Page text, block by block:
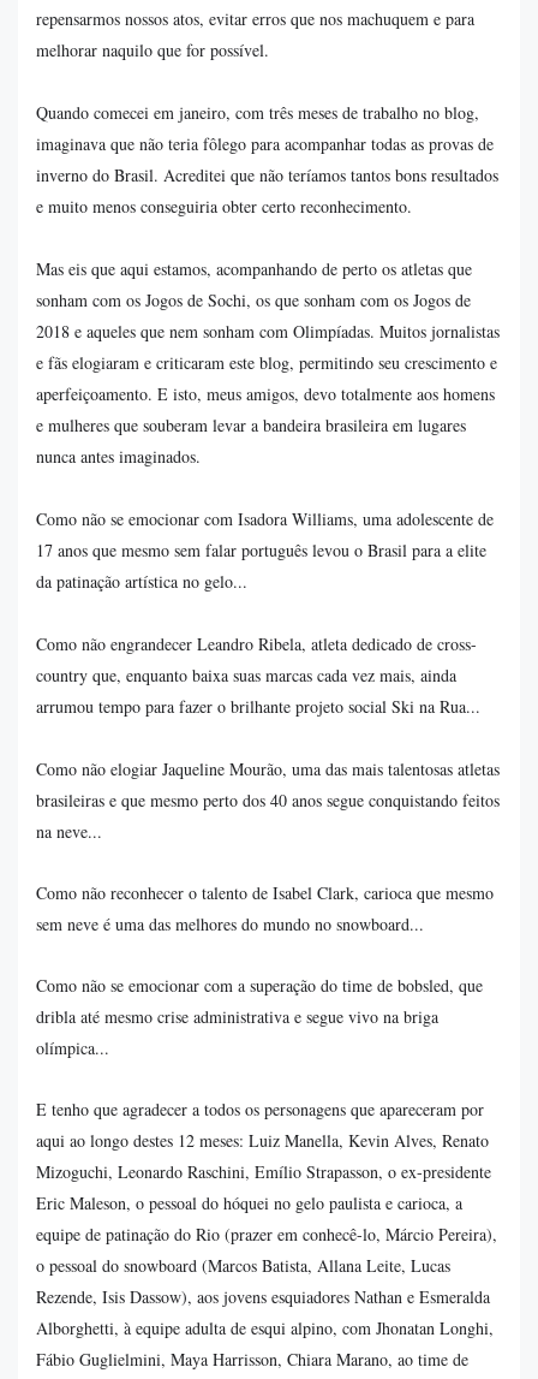
repensarmos nossos atos, evitar erros que nos machuquem e para
melhorar naquilo que for possível.
Quando comecei em janeiro, com três meses de trabalho no blog,
imaginava que não teria fôlego para acompanhar todas as provas de
inverno do Brasil. Acreditei que não teríamos tantos bons resultados
e muito menos conseguiria obter certo reconhecimento.
Mas eis que aqui estamos, acompanhando de perto os atletas que
sonham com os Jogos de Sochi, os que sonham com os Jogos de
2018 e aqueles que nem sonham com Olimpíadas. Muitos jornalistas
e fãs elogiaram e criticaram este blog, permitindo seu crescimento e
aperfeiçoamento. E isto, meus amigos, devo totalmente aos homens
e mulheres que souberam levar a bandeira brasileira em lugares
nunca antes imaginados.
Como não se emocionar com Isadora Williams, uma adolescente de
17 anos que mesmo sem falar português levou o Brasil para a elite
da patinação artística no gelo...
Como não engrandecer Leandro Ribela, atleta dedicado de cross-
country que, enquanto baixa suas marcas cada vez mais, ainda
arrumou tempo para fazer o brilhante projeto social Ski na Rua...
Como não elogiar Jaqueline Mourão, uma das mais talentosas atletas
brasileiras e que mesmo perto dos 40 anos segue conquistando feitos
na neve...
Como não reconhecer o talento de Isabel Clark, carioca que mesmo
sem neve é uma das melhores do mundo no snowboard...
Como não se emocionar com a superação do time de bobsled, que
dribla até mesmo crise administrativa e segue vivo na briga
olímpica...
E tenho que agradecer a todos os personagens que apareceram por
aqui ao longo destes 12 meses: Luiz Manella, Kevin Alves, Renato
Mizoguchi, Leonardo Raschini, Emílio Strapasson, o ex-presidente
Eric Maleson, o pessoal do hóquei no gelo paulista e carioca, a
equipe de patinação do Rio (prazer em conhecê-lo, Márcio Pereira),
o pessoal do snowboard (Marcos Batista, Allana Leite, Lucas
Rezende, Isis Dassow), aos jovens esquiadores Nathan e Esmeralda
Alborghetti, à equipe adulta de esqui alpino, com Jhonatan Longhi,
Fábio Guglielmini, Maya Harrisson, Chiara Marano, ao time de